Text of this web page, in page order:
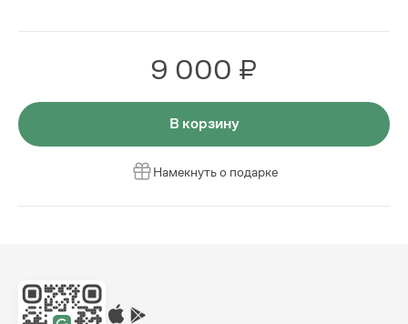
9 000 ₽
В корзину
Намекнуть о подарке